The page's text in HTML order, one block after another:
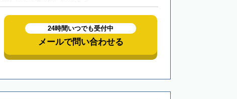
24時間いつでも受付中
メールで問い合わせる